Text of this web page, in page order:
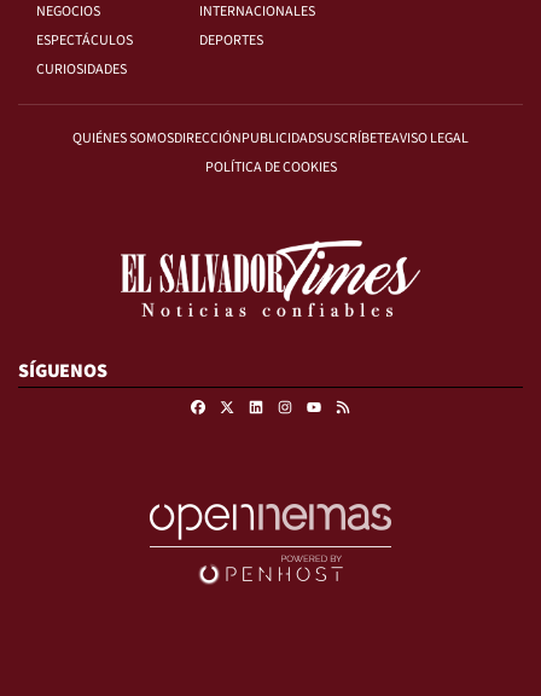
NEGOCIOS
INTERNACIONALES
ESPECTÁCULOS
DEPORTES
CURIOSIDADES
QUIÉNES SOMOSDIRECCIÓNPUBLICIDADSUSCRÍBETEAVISO LEGAL
POLÍTICA DE COOKIES
SÍGUENOS
FacebookLinkedinInstagramRSS